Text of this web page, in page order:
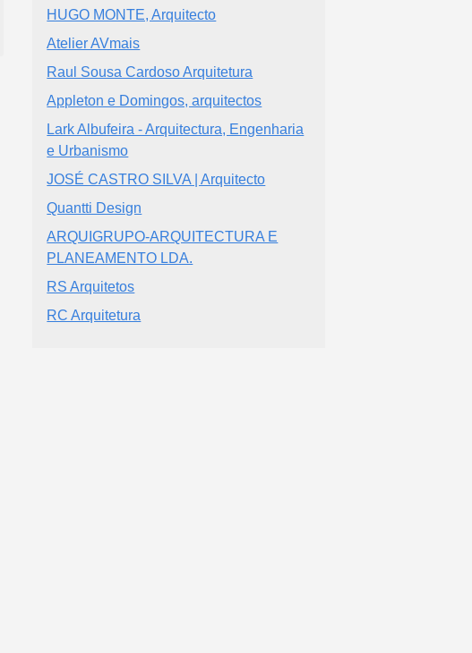
HUGO MONTE, Arquitecto
Atelier AVmais
Raul Sousa Cardoso Arquitetura
Appleton e Domingos, arquitectos
Lark Albufeira - Arquitectura, Engenharia
e Urbanismo
JOSÉ CASTRO SILVA | Arquitecto
Quantti Design
ARQUIGRUPO-ARQUITECTURA E
PLANEAMENTO LDA.
RS Arquitetos
RC Arquitetura